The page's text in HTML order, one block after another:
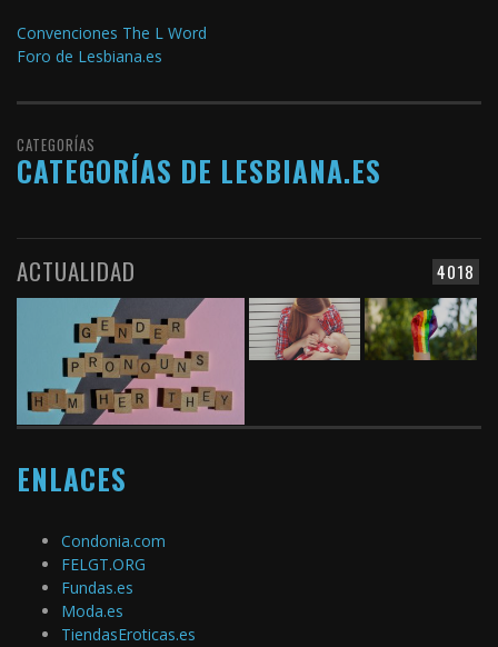
Convenciones The L Word
Foro de Lesbiana.es
CATEGORÍAS
CATEGORÍAS DE LESBIANA.ES
4018
ACTUALIDAD
ENLACES
Condonia.com
FELGT.ORG
Fundas.es
Moda.es
TiendasEroticas.es